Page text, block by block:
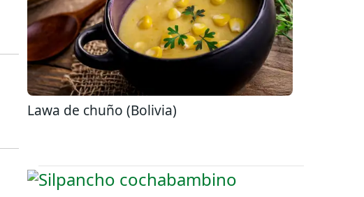
Lawa de chuño (Bolivia)